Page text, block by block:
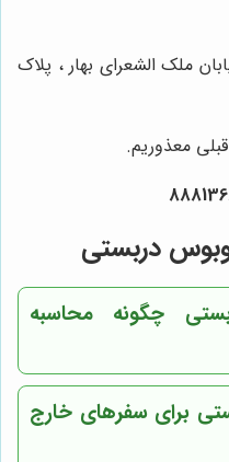
ملک الشعرای بهار ، پلاک
معذوریم.
دربستی
چگونه محاسبه
برای سفرهای خارج